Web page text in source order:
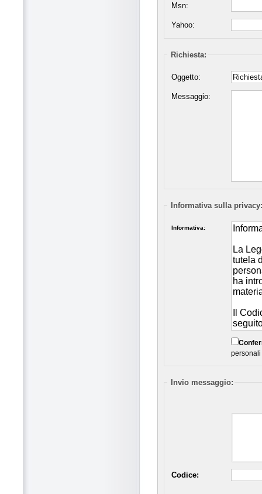
Msn:
Yahoo:
Richiesta:
Oggetto:
Messaggio:
Informativa sulla privacy:
Informativa:
personali
Invio messaggio:
Codice: